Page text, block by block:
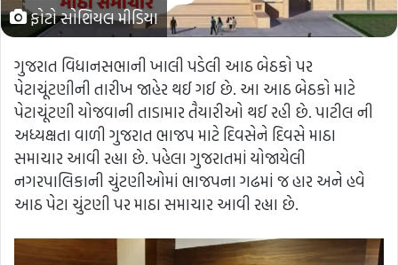
ફોટો સોશિયલ મીડિયા
ગુજરાત વિધાનસભાની ખાલી પડેલી આઠ બેઠકો પર
પેટાચૂંટણીની તારીખ જાહેર થઈ ગઈ છે. આ આઠ બેઠકો માટે
પેટાચૂંટણી યોજવાની તાડામાર તૈયારીઓ થઈ રહી છે. પાટીલ ની
અધ્યક્ષતા વાળી ગુજરાત ભાજપ માટે દિવસેને દિવસે માઠા
સમાચાર આવી રહ્યા છે. પહેલા ગુજરાતમાં યોજાયેલી
નગરપાલિકાની ચુંટણીઓમાં ભાજપના ગઢમાં જ હાર અને હવે
આઠ પેટા ચુંટણી પર માઠા સમાચાર આવી રહ્યા છે.